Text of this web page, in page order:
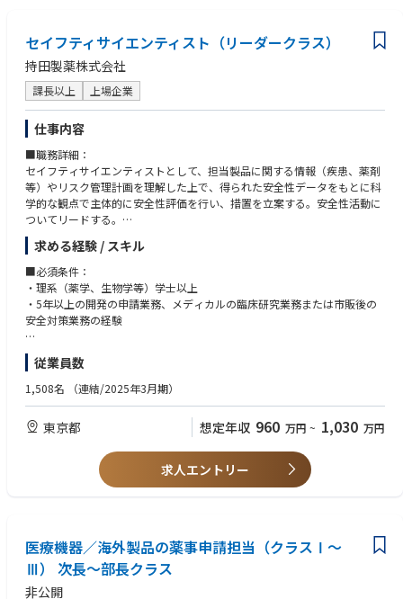
セイフティサイエンティスト（リーダークラス）
持田製薬株式会社
課長以上 上場企業
仕事内容
■職務詳細：
セイフティサイエンティストとして、担当製品に関する情報（疾患、薬剤
等）やリスク管理計画を理解した上で、得られた安全性データをもとに科
学的な観点で主体的に安全性評価を⾏い、措置を立案する。安全性活動に
ついてリードする。
主な業務：
①市販後安全性の課題を抽出し、課題解決のためのリスク対応を予測し、
リスク管理計画を策定する。
②安全性評価に関わる様々な情報を分析し、科学的な観点での評価を⾏
う。
③社内関係者および国内外の提携会社からの情報収集・意⾒交換を⾏うと
安全管理責任者へ報告し、承諾を得る。
④必要な安全性監視活動、リスク最小化策等の安全性活動について、実⾏
されるようリードする。
求める経験 / スキル
■必須条件：
・理系（薬学、生物学等）学士以上
・5年以上の開発の申請業務、メディカルの臨床研究業務または市販後の
安全対策業務の経験
■歓迎条件：・当局からの照会事項（承認申請時の安全性、RMP関連等）
対応の経験を有する。・GVP、あるいはGCPに関わる法令の知識を有す
る。・疫学の知識（データベース調査を含めた市販後調査計画の策定の経
従業員数
1,508名 （連結/2025年3月期）
東京都 想定年収 960 万円 ~ 1,030 万円
求人エントリー
医療機器／海外製品の薬事申請担当（クラスⅠ～
Ⅲ） 次長～部長クラス
非公開